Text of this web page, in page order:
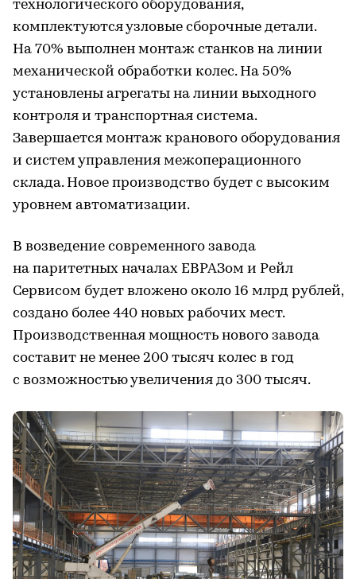
технологического оборудования,
комплектуются узловые сборочные детали.
На 70% выполнен монтаж станков на линии
механической обработки колес. На 50%
установлены агрегаты на линии выходного
контроля и транспортная система.
Завершается монтаж кранового оборудования
и систем управления межоперационного
склада. Новое производство будет с высоким
уровнем автоматизации.
В возведение современного завода
на паритетных началах ЕВРАЗом и Рейл
Сервисом будет вложено около 16 млрд рублей,
создано более 440 новых рабочих мест.
Производственная мощность нового завода
составит не менее 200 тысяч колес в год
с возможностью увеличения до 300 тысяч.